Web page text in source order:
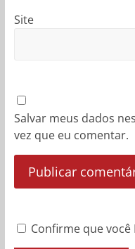
Site
Salvar meus dados
vez que eu comentar.
Confirme que